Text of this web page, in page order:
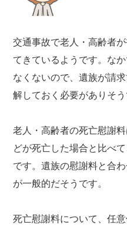
交通事故で老人・高齢者
てきているようです。な
なくないので、遺族が請
解しておく必要がありそう
老人・高齢者の死亡慰謝
どが死亡した場合と比べ
です。遺族の慰謝料と合
が一般的だそうです。
死亡慰謝料について、任